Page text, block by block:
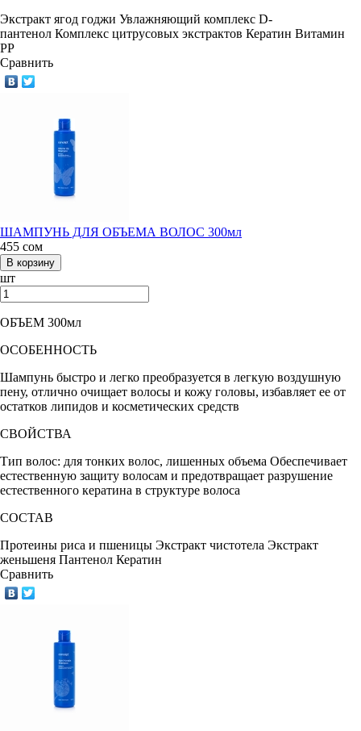
Экстракт ягод годжи Увлажняющий комплекс D-
пантенол Комплекс цитрусовых экстрактов Кератин Витамин
РР
Сравнить
ШАМПУНЬ ДЛЯ ОБЪЕМА ВОЛОС 300мл
455 сом
шт
ОБЪЕМ 300мл
ОСОБЕННОСТЬ
Шампунь быстро и легко преобразуется в легкую воздушную
пену, отлично очищает волосы и кожу головы, избавляет ее от
остатков липидов и косметических средств
СВОЙСТВА
Тип волос: для тонких волос, лишенных объема Обеспечивает
естественную защиту волосам и предотвращает разрушение
естественного кератина в структуре волоса
СОСТАВ
Протеины риса и пшеницы Экстракт чистотела Экстракт
женьшеня Пантенол Кератин
Сравнить